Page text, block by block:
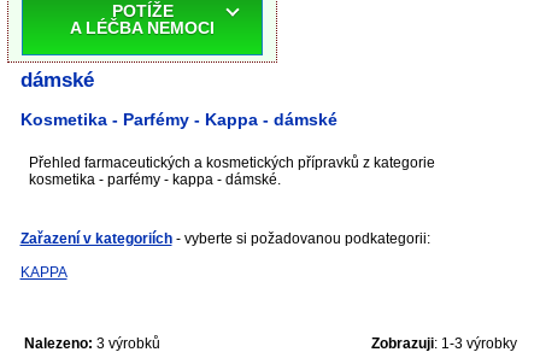
POTÍŽE
A LÉČBA NEMOCI
dámské
Kosmetika - Parfémy - Kappa - dámské
Přehled farmaceutických a kosmetických přípravků z kategorie
kosmetika - parfémy - kappa - dámské.
Zařazení v kategoriích - vyberte si požadovanou podkategorii:
KAPPA
Nalezeno: 3 výrobků Zobrazuji: 1-3 výrobky